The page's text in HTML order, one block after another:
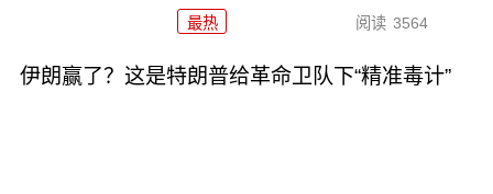
最热 阅读 3564
伊朗赢了？这是特朗普给革命卫队下“精准毒计”